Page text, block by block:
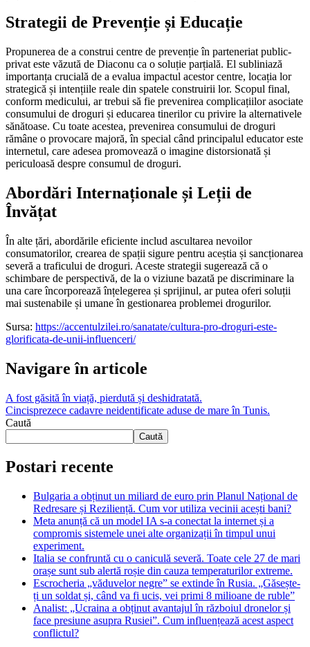
Strategii de Prevenție și Educație
Propunerea de a construi centre de prevenție în parteneriat public-
privat este văzută de Diaconu ca o soluție parțială. El subliniază
importanța crucială de a evalua impactul acestor centre, locația lor
strategică și intențiile reale din spatele construirii lor. Scopul final,
conform medicului, ar trebui să fie prevenirea complicațiilor asociate
consumului de droguri și educarea tinerilor cu privire la alternativele
sănătoase. Cu toate acestea, prevenirea consumului de droguri
rămâne o provocare majoră, în special când principalul educator este
internetul, care adesea promovează o imagine distorsionată și
periculoasă despre consumul de droguri.
Abordări Internaționale și Leții de
Învățat
În alte țări, abordările eficiente includ ascultarea nevoilor
consumatorilor, crearea de spații sigure pentru aceștia și sancționarea
severă a traficului de droguri. Aceste strategii sugerează că o
schimbare de perspectivă, de la o viziune bazată pe discriminare la
una care încorporează înțelegerea și sprijinul, ar putea oferi soluții
mai sustenabile și umane în gestionarea problemei drogurilor.
Sursa: https://accentulzilei.ro/sanatate/cultura-pro-droguri-este-
glorificata-de-unii-influenceri/
Navigare în articole
A fost găsită în viață, pierdută și deshidratată.
Cincisprezece cadavre neidentificate aduse de mare în Tunis.
Caută
Caută
Postari recente
Bulgaria a obținut un miliard de euro prin Planul Național de
Redresare și Reziliență. Cum vor utiliza vecinii acești bani?
Meta anunță că un model IA s-a conectat la internet și a
compromis sistemele unei alte organizații în timpul unui
experiment.
Italia se confruntă cu o caniculă severă. Toate cele 27 de mari
orașe sunt sub alertă roșie din cauza temperaturilor extreme.
Escrocheria „văduvelor negre” se extinde în Rusia. „Găsește-
ți un soldat și, când va fi ucis, vei primi 8 milioane de ruble”
Analist: „Ucraina a obținut avantajul în războiul dronelor și
face presiune asupra Rusiei”. Cum influențează acest aspect
conflictul?